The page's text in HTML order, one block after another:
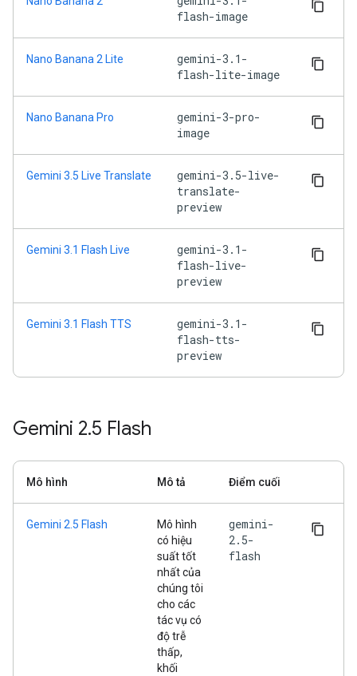
flash-image
Nano Banana 2 Lite
gemini-3.1-
flash-lite-image
Nano Banana Pro
gemini-3-pro-
image
Gemini 3.5 Live Translate
gemini-3.5-live-
translate-
preview
Gemini 3.1 Flash Live
gemini-3.1-
flash-live-
preview
Gemini 3.1 Flash TTS
gemini-3.1-
flash-tts-
preview
Gemini 2.5 Flash
Mô hình Mô tả Điểm cuối
Gemini 2.5 Flash
Mô hình
có hiệu
suất tốt
nhất của
chúng tôi
cho các
tác vụ có
độ trễ
thấp,
khối
gemini-
2.5-
flash